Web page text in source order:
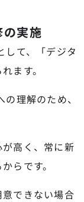
実施
して、「デジタ
ます。
理解のため、
高く、常に新
らです。
できない場合